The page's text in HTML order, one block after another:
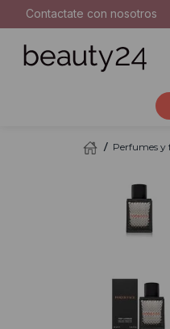
Contactate con nosotros
SIN INTERÉS EN
Perfumes y
2.
moschino
4.
cher